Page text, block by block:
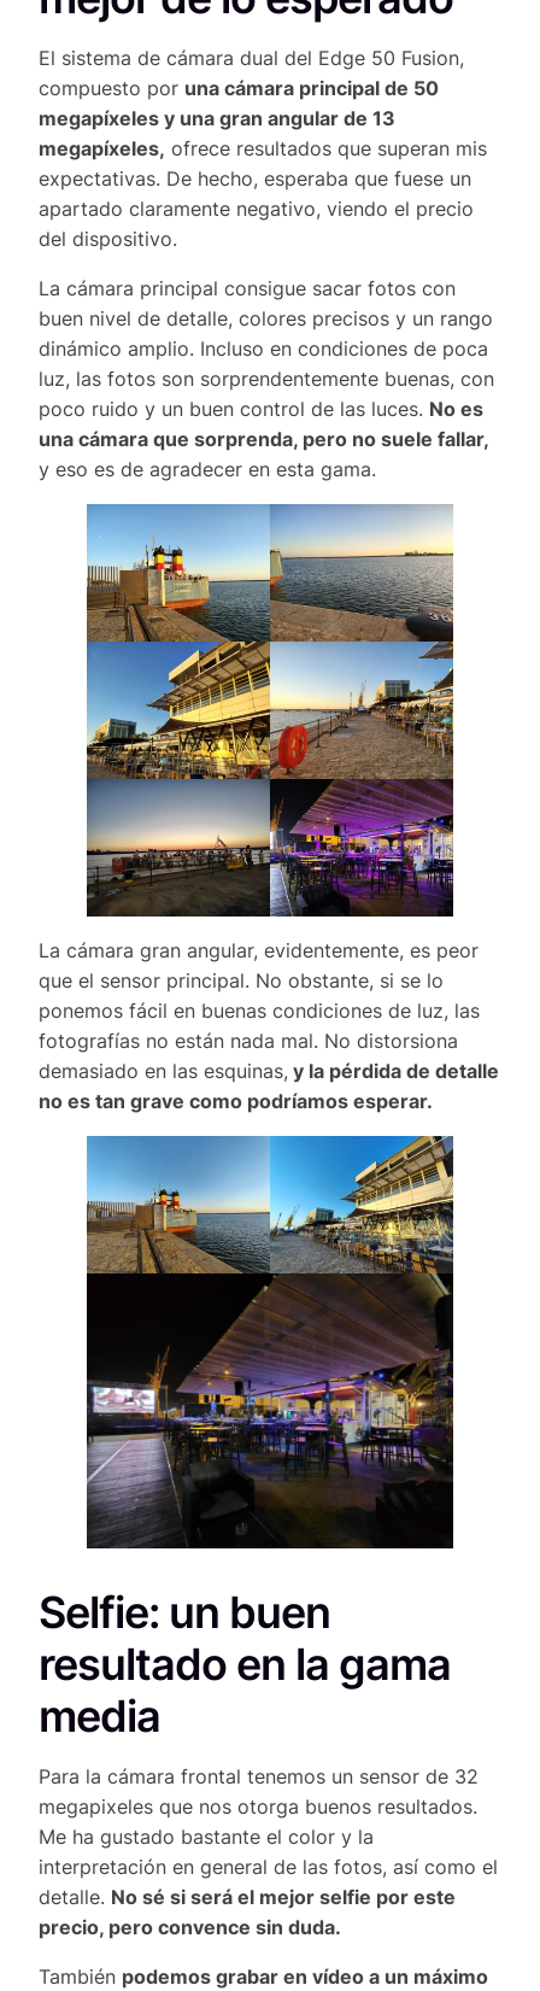
El sistema de cámara dual del Edge 50 Fusion,
compuesto por una cámara principal de 50
megapíxeles y una gran angular de 13
megapíxeles, ofrece resultados que superan mis
expectativas. De hecho, esperaba que fuese un
apartado claramente negativo, viendo el precio
del dispositivo.
La cámara principal consigue sacar fotos con
buen nivel de detalle, colores precisos y un rango
dinámico amplio. Incluso en condiciones de poca
luz, las fotos son sorprendentemente buenas, con
poco ruido y un buen control de las luces. No es
una cámara que sorprenda, pero no suele fallar,
y eso es de agradecer en esta gama.
La cámara gran angular, evidentemente, es peor
que el sensor principal. No obstante, si se lo
ponemos fácil en buenas condiciones de luz, las
fotografías no están nada mal. No distorsiona
demasiado en las esquinas, y la pérdida de detalle
no es tan grave como podríamos esperar.
Selfie: un buen
resultado en la gama
media
Para la cámara frontal tenemos un sensor de 32
megapixeles que nos otorga buenos resultados.
Me ha gustado bastante el color y la
interpretación en general de las fotos, así como el
detalle. No sé si será el mejor selfie por este
precio, pero convence sin duda.
También podemos grabar en vídeo a un máximo